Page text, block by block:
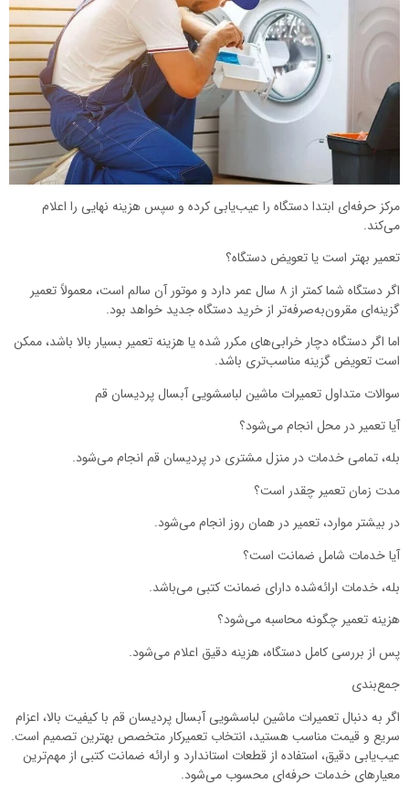
مرکز حرفه‌ای ابتدا دستگاه را عیب‌یابی کرده و سپس هزینه نهایی را اعلام
می‌کند.
تعمیر بهتر است یا تعویض دستگاه؟
اگر دستگاه شما کمتر از ۸ سال عمر دارد و موتور آن سالم است، معمولاً تعمیر
گزینه‌ای مقرون‌به‌صرفه‌تر از خرید دستگاه جدید خواهد بود.
اما اگر دستگاه دچار خرابی‌های مکرر شده یا هزینه تعمیر بسیار بالا باشد، ممکن
است تعویض گزینه مناسب‌تری باشد.
سوالات متداول تعمیرات ماشین لباسشویی آبسال پردیسان قم
آیا تعمیر در محل انجام می‌شود؟
بله، تمامی خدمات در منزل مشتری در پردیسان قم انجام می‌شود.
مدت زمان تعمیر چقدر است؟
در بیشتر موارد، تعمیر در همان روز انجام می‌شود.
آیا خدمات شامل ضمانت است؟
بله، خدمات ارائه‌شده دارای ضمانت کتبی می‌باشد.
هزینه تعمیر چگونه محاسبه می‌شود؟
پس از بررسی کامل دستگاه، هزینه دقیق اعلام می‌شود.
جمع‌بندی
اگر به دنبال تعمیرات ماشین لباسشویی آبسال پردیسان قم با کیفیت بالا، اعزام
سریع و قیمت مناسب هستید، انتخاب تعمیرکار متخصص بهترین تصمیم است.
عیب‌یابی دقیق، استفاده از قطعات استاندارد و ارائه ضمانت کتبی از مهم‌ترین
معیارهای خدمات حرفه‌ای محسوب می‌شود.